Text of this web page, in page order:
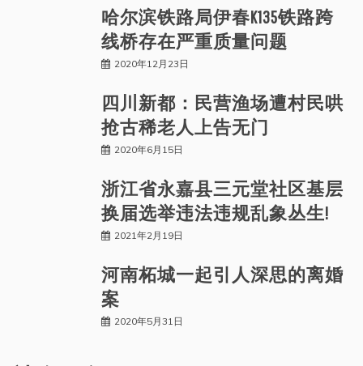
哈尔滨铁路局伊春K135铁路跨
线桥存在严重质量问题
2020年12月23日
四川新都：民营渔场遭村民哄
抢古稀老人上告无门
2020年6月15日
浙江省永嘉县三元堂社区基层
换届选举违法违规乱象丛生!
2021年2月19日
河南柘城一起引人深思的离婚
案
2020年5月31日